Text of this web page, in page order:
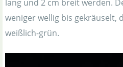
lang und 2 cm breit werden.
weniger wellig bis gekräuselt,
weißlich-grün.